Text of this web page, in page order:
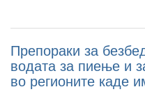
Препораки за
водата за пиење и
во регионите каде